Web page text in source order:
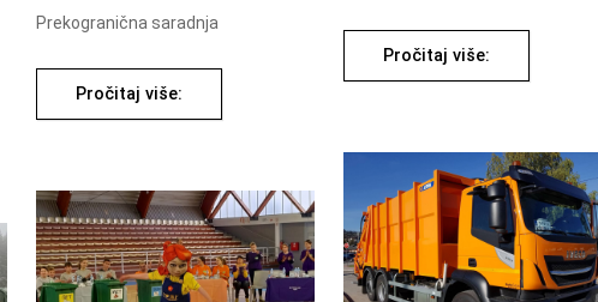
Prekogranična saradnja
Pročitaj više:
Pročitaj više: